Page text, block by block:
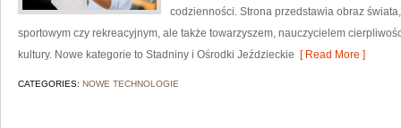
codzienności. Strona przedstawia obraz
sportowym czy rekreacyjnym, ale także towarzyszem, nauczycielem
kultury. Nowe kategorie to Stadniny i Ośrodki Jeździeckie [ Read More ]
CATEGORIES: NOWE TECHNOLOGIE